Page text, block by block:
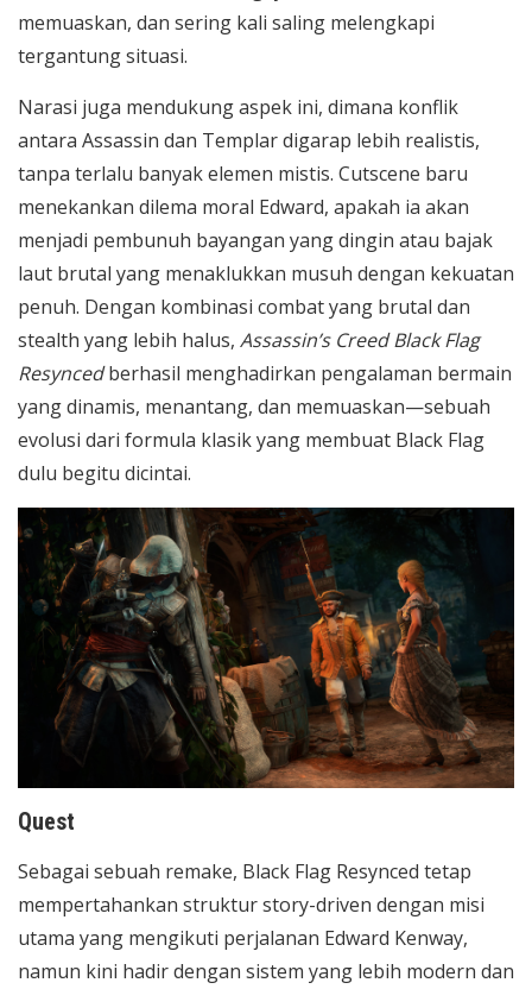
memuaskan, dan sering kali saling melengkapi
tergantung situasi.
Narasi juga mendukung aspek ini, dimana konflik
antara Assassin dan Templar digarap lebih realistis,
tanpa terlalu banyak elemen mistis. Cutscene baru
menekankan dilema moral Edward, apakah ia akan
menjadi pembunuh bayangan yang dingin atau bajak
laut brutal yang menaklukkan musuh dengan kekuatan
penuh. Dengan kombinasi combat yang brutal dan
stealth yang lebih halus, Assassin’s Creed Black Flag
Resyncedberhasil menghadirkan pengalaman bermain
yang dinamis, menantang, dan memuaskan—sebuah
evolusi dari formula klasik yang membuat Black Flag
dulu begitu dicintai.
Quest
Sebagai sebuah remake, Black Flag Resynced tetap
mempertahankan struktur story-driven dengan misi
utama yang mengikuti perjalanan Edward Kenway,
namun kini hadir dengan sistem yang lebih modern dan